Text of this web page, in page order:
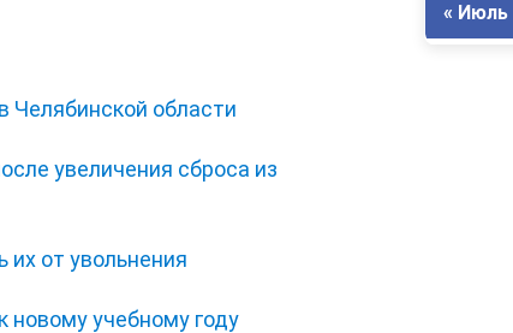
Челябинской области
увеличения сброса из
от увольнения
новому учебному году
« Июль